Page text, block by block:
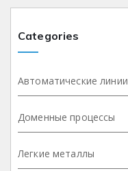
Categories
Автоматические линии
Доменные процессы
Легкие металлы